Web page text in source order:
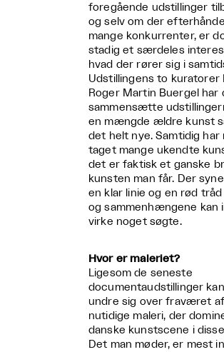
foregående udstillinger
og selv om der
mange konkurrenter, er
stadig et særdeles
hvad der rører sig i
Udstillingens to kuratorer
Roger Martin Buergel har
sammensætte
en mængde ældre kunst
det helt nye. Samtidig har
taget mange ukendte
det er faktisk et ganske
kunsten man får. Der
en klar linie og en rød
og sammenhængene kan
virke noget søgte.
Hvor er maleriet?
Ligesom de seneste
documentaudstillinger
undre sig over fraværet
nutidige maleri, der
danske kunstscene i
Det man møder, er mest